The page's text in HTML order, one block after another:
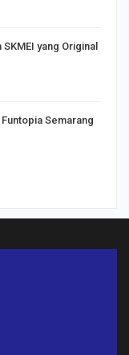
yang Original
Semarang